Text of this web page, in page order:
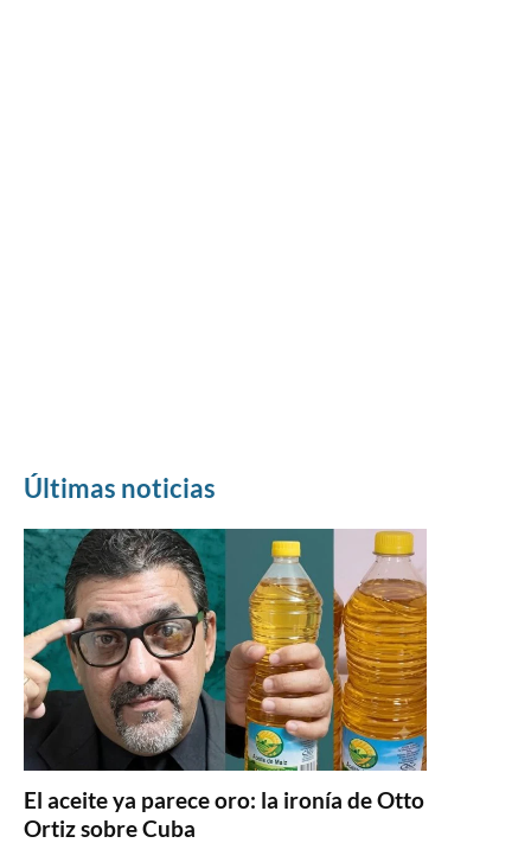
Últimas noticias
El aceite ya parece oro: la ironía de Otto
Ortiz sobre Cuba